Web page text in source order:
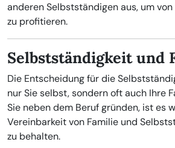
anderen Selbstständigen aus, um
zu profitieren.
Selbstständigkeit und
Die Entscheidung für die
nur Sie selbst, sondern oft auch Ihre
Sie neben dem Beruf gründen, ist es
Vereinbarkeit von Familie und
zu behalten.